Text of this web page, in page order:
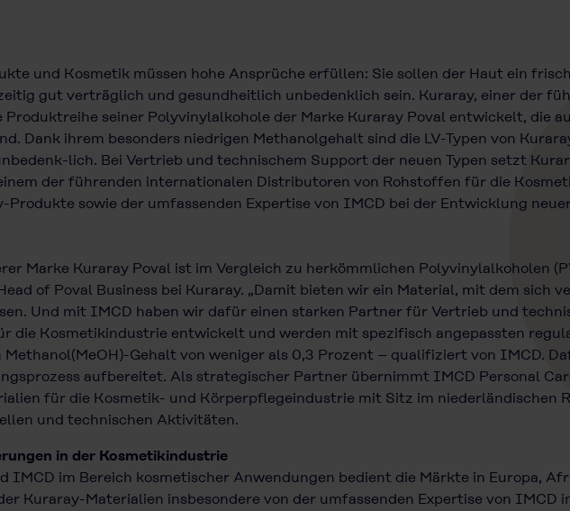
und Kosmetik müssen hohe Ansprüche erfüllen: Sie sollen der Haut ein
gut verträglich und gesundheitlich unbedenklich sein. Kuraray, einer der
Produktreihe seiner Polyvinylalkohole der Marke Kuraray Poval entwickelt, die
Dank ihrem besonders niedrigen Methanolgehalt sind die LV-Typen von
lich. Bei Vertrieb und technischem Support der neuen Typen setzt
der führenden internationalen Distributoren von Rohstoffen für die
sowie der umfassenden Expertise von IMCD bei der Entwicklung
Marke Kuraray Poval ist im Vergleich zu herkömmlichen Polyvinylalkoholen
of Poval Business bei Kuraray. „Damit bieten wir ein Material, mit dem sich
Und mit IMCD haben wir dafür einen starken Partner für Vertrieb und
die Kosmetikindustrie entwickelt und werden mit spezifisch angepassten
Gehalt von weniger als 0,3 Prozent – qualifiziert von IMCD.
aufbereitet. Als strategischer Partner übernimmt IMCD Personal
für die Kosmetik- und Körperpflegeindustrie mit Sitz im niederländischen
und technischen Aktivitäten.
in der Kosmetikindustrie
IMCD im Bereich kosmetischer Anwendungen bedient die Märkte in Europa,
Kuraray-Materialien insbesondere von der umfassenden Expertise von IMCD